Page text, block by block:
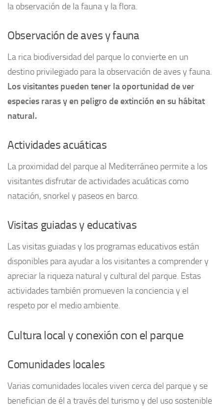
la observación de la fauna y la flora.
Observación de aves y fauna
La rica biodiversidad del parque lo convierte en un
destino privilegiado para la observación de aves y fauna.
Los visitantes pueden tener la oportunidad de ver
especies raras y en peligro de extinción en su hábitat
natural.
Actividades acuáticas
La proximidad del parque al Mediterráneo permite a los
visitantes disfrutar de actividades acuáticas como
natación, snorkel y paseos en barco.
Visitas guiadas y educativas
Las visitas guiadas y los programas educativos están
disponibles para ayudar a los visitantes a comprender y
apreciar la riqueza natural y cultural del parque. Estas
actividades también promueven la conciencia y el
respeto por el medio ambiente.
Cultura local y conexión con el parque
Comunidades locales
Varias comunidades locales viven cerca del parque y se
benefician de él a través del turismo y del uso sostenible